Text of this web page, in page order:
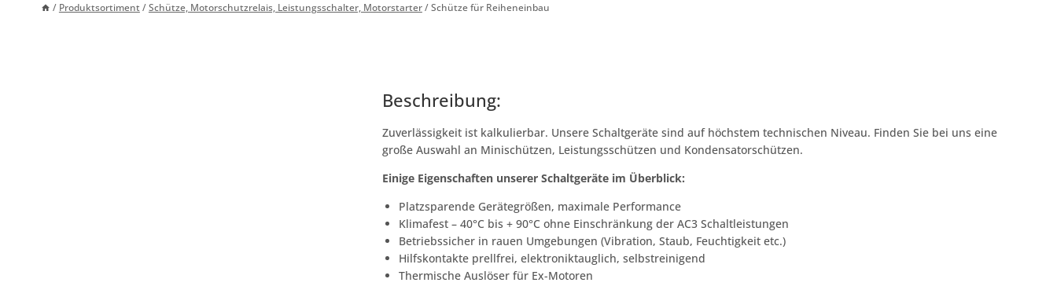
/ Produktsortiment/Schütze, Motorschutzrelais, Leistungsschalter, Motorstarter/Schütze für Reiheneinbau
Beschreibung:
Zuverlässigkeit ist kalkulierbar. Unsere Schaltgeräte sind auf höchstem technischen Niveau. Finden Sie bei uns eine
große Auswahl an Minischützen, Leistungsschützen und Kondensatorschützen.
Einige Eigenschaften unserer Schaltgeräte im Überblick:
Platzsparende Gerätegrößen, maximale Performance
Klimafest – 40°C bis + 90°C ohne Einschränkung der AC3 Schaltleistungen
Betriebssicher in rauen Umgebungen (Vibration, Staub, Feuchtigkeit etc.)
Hilfskontakte prellfrei, elektroniktauglich, selbstreinigend
Thermische Auslöser für Ex-Motoren